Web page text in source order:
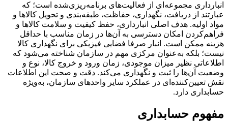
انبارداری مجموعه‌ای از فعالیت‌های برنامه‌ریزی‌شده است؛ که
عبارتند از دریافت، نگهداری، حفاظت، طبقه‌بندی و تحویل کالاها و
مواد اولیه. هدف اصلی انبارداری، حفظ کیفیت و سلامت کالاها و
فراهم‌کردن امکان دسترسی به آن‌ها در زمان مناسب با حداقل
هزینه ممکن است. انبار صرفا فضایی فیزیکی برای نگهداری کالا
نیست؛ بلکه به‌عنوان مرکزی مهم در سازمان شناخته می‌شود که
اطلاعاتی نظیر میزان موجودی، زمان ورود و خروج کالا، نوع و
وضعیت آن‌ها را ثبت و نگهداری می‌کند. دقت و صحت این اطلاعات
نقش تعیین‌کننده‌ای در عملکرد سایر واحدهای سازمان، به‌ویژه
حسابداری دارد.
مفهوم حسابداری